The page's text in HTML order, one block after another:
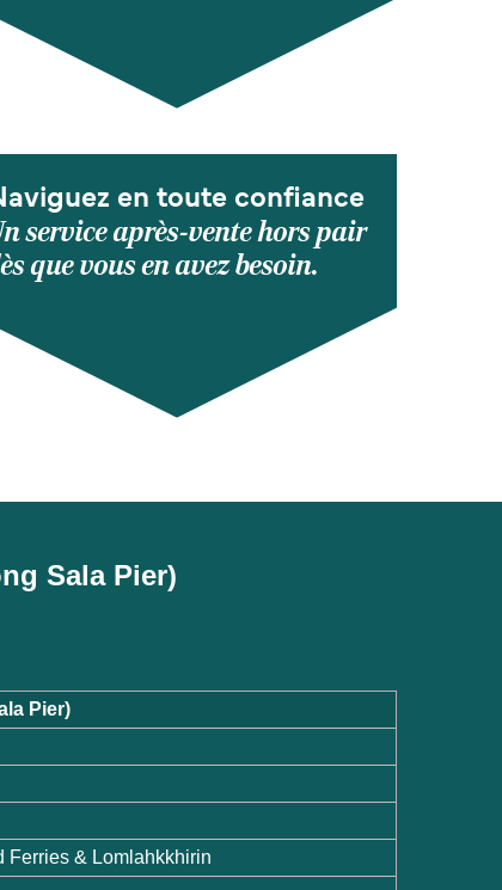
en toute confiance
service après-vente hors pair
que vous en avez besoin.
Sala Pier)
Pier)
Ferries & Lomlahkkhirin